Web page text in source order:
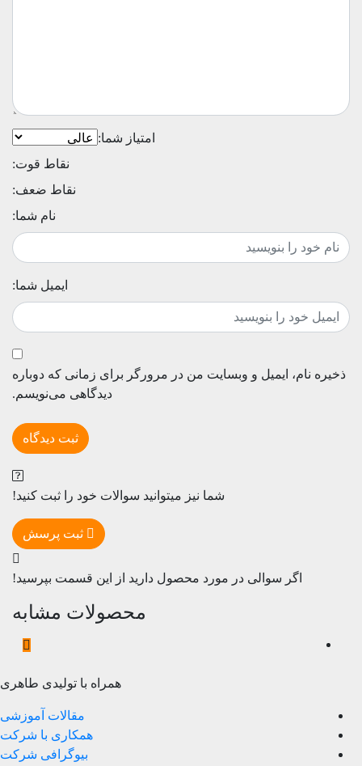
امتیاز شما:
نقاط قوت:
نقاط ضعف:
نام شما:
ایمیل شما:
ذخیره نام، ایمیل و وبسایت من در مرورگر برای زمانی که دوباره
دیدگاهی می‌نویسم.
شما نیز میتوانید سوالات خود را ثبت کنید!
اگر سوالی در مورد محصول دارید از این قسمت بپرسید!
محصولات مشابه
همراه با تولیدی طاهری
مقالات آموزشی
همکاری با شرکت
بیوگرافی شرکت